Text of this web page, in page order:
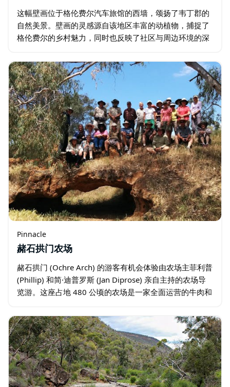
这幅壁画位于格伦费尔汽车旅馆的西墙，颂扬了韦丁郡的
自然美景。壁画的灵感源自该地区丰富的动植物，捕捉了
格伦费尔的乡村魅力，同时也反映了社区与周边环境的深
社区意见的指导下，艺术家丹尼尔…
Pinnacle
赭石拱门农场
赭石拱门 (Ochre Arch) 的游客有机会体验由农场主菲利普
(Phillip) 和简·迪普罗斯 (Jan Diprose) 亲自主持的农场导
览游。这座占地 480 公顷的农场是一家全面运营的牛肉和